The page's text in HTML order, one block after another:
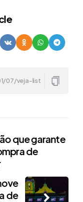
que garante
de
de